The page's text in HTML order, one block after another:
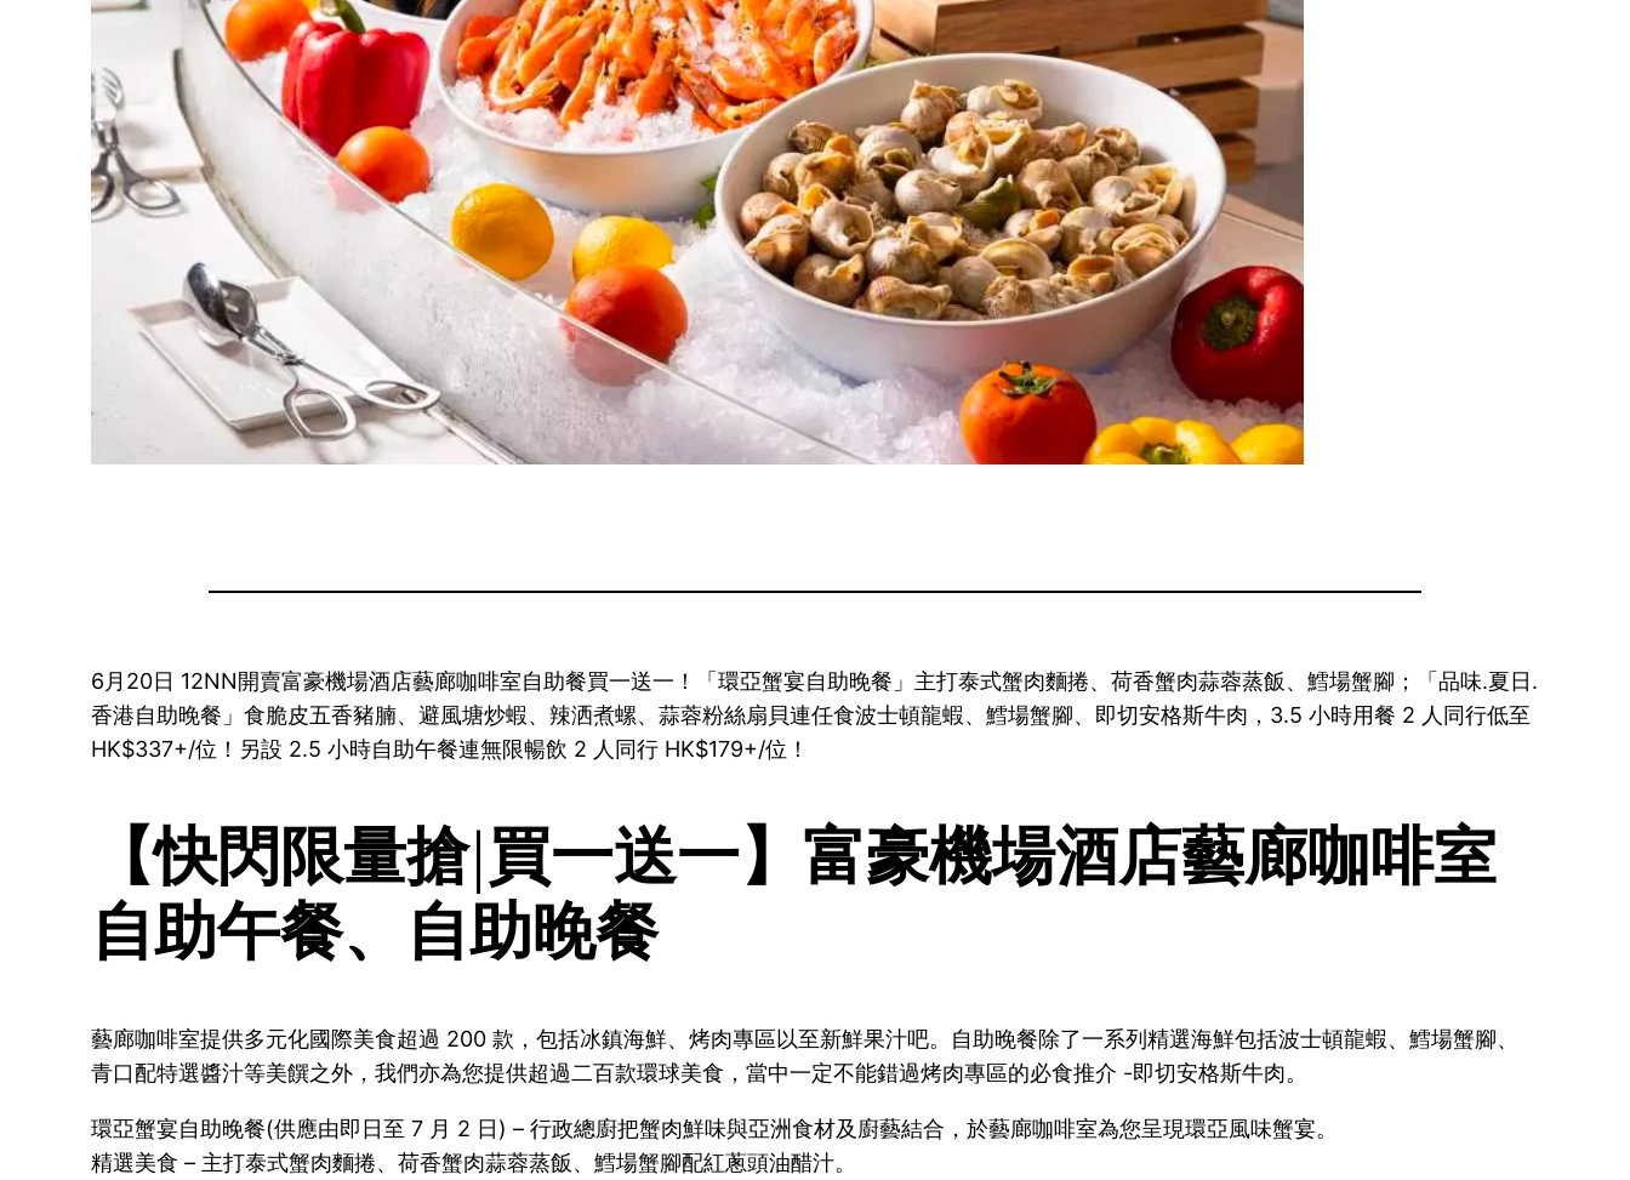
6月20日 12NN開賣富豪機場酒店藝廊咖啡室自助餐買一送一！「環亞蟹宴自助晚餐」主打泰式蟹肉麵捲、荷香蟹肉蒜蓉蒸飯、鱈場蟹腳；「品味.夏日.
香港自助晚餐」食脆皮五香豬腩、避風塘炒蝦、辣洒煮螺、蒜蓉粉絲扇貝連任食波士頓龍蝦、鱈場蟹腳、即切安格斯牛肉，3.5 小時用餐 2 人同行低至
HK$337+/位！另設 2.5 小時自助午餐連無限暢飲 2 人同行 HK$179+/位！
【快閃限量搶|買一送一】富豪機場酒店藝廊咖啡室
自助午餐、自助晚餐
藝廊咖啡室提供多元化國際美食超過 200 款，包括冰鎮海鮮、烤肉專區以至新鮮果汁吧。自助晚餐除了一系列精選海鮮包括波士頓龍蝦、鱈場蟹腳、
青口配特選醬汁等美饌之外，我們亦為您提供超過二百款環球美食，當中一定不能錯過烤肉專區的必食推介 -即切安格斯牛肉。
環亞蟹宴自助晚餐(供應由即日至 7 月 2 日) – 行政總廚把蟹肉鮮味與亞洲食材及廚藝結合，於藝廊咖啡室為您呈現環亞風味蟹宴。
精選美食 – 主打泰式蟹肉麵捲、荷香蟹肉蒜蓉蒸飯、鱈場蟹腳配紅蔥頭油醋汁。